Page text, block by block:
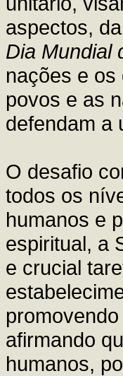
aspectos,
Dia Mundial
nações e
povos e as
defendam a
O desafio
todos os
humanos e
espiritual, a
e crucial
afirmando
humanos,